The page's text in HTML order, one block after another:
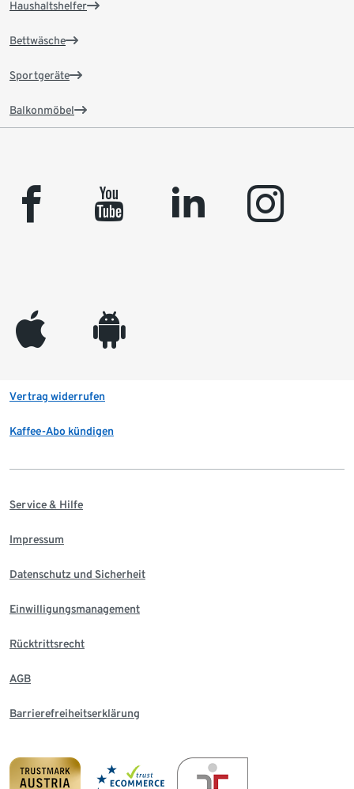
Haushaltshelfer
Bettwäsche
Sportgeräte
Balkonmöbel
facebook youtube linkedin instagram
appleinc android
Vertrag widerrufen
Kaffee-Abo kündigen
Service & Hilfe
Impressum
Datenschutz und Sicherheit
Einwilligungsmanagement
Rücktrittsrecht
AGB
Barrierefreiheitserklärung